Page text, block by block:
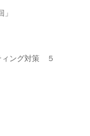
ィング対策 ５